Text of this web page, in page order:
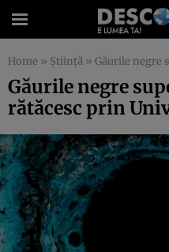
Home » Știință » Găurile negre
Găurile negre
rătăcesc prin